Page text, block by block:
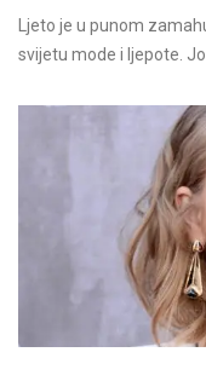
Ljeto je u punom
svijetu mode i ljepote.